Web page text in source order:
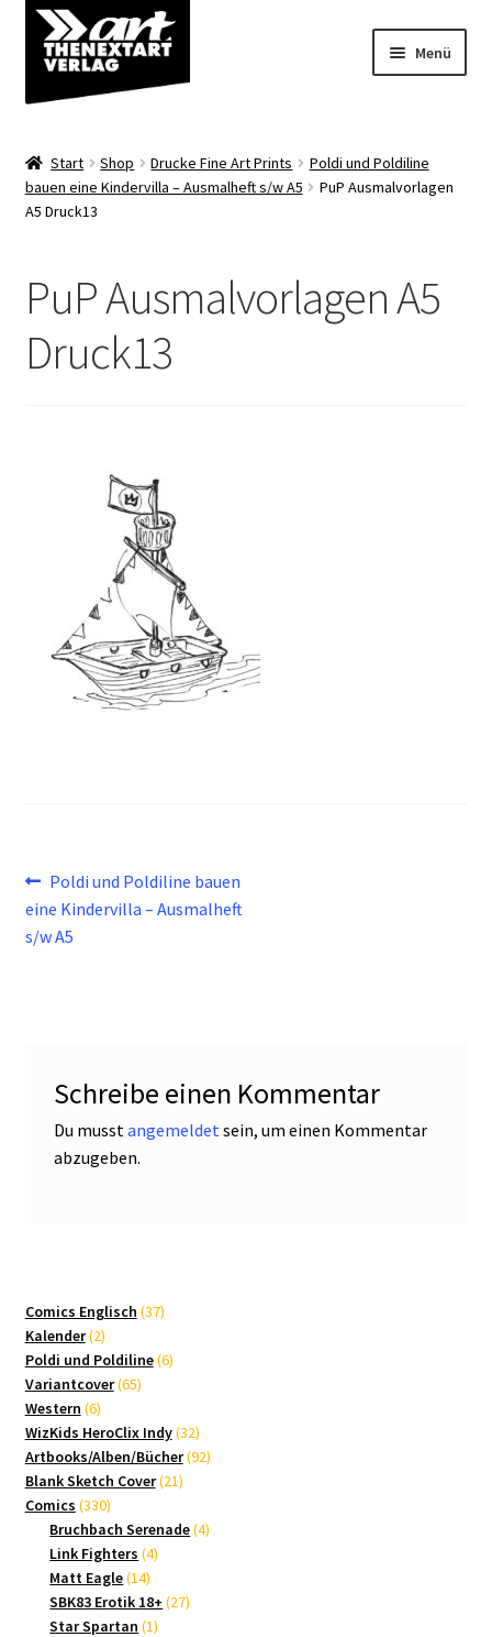
Zur
Navigation
springen
Zum
Inhalt
springen
Menü
Shop
Start Shop Drucke Fine Art Prints
Poldi und Poldiline
bauen eine Kindervilla – Ausmalheft s/w A5
PuP Ausmalvorlagen
A5 Druck13
PuP Ausmalvorlagen A5
Druck13
Beitragsnavigation
Vorheriger
Beitrag:
Poldi und Poldiline bauen
eine Kindervilla – Ausmalheft
s/w A5
Schreibe einen Kommentar
Du musst angemeldet sein, um einen Kommentar
abzugeben.
Comics Englisch 3737
Kalender 22
Produkte
Poldi und Poldiline 66
Variantcover 6565
Western 66
Produkte
WizKids HeroClix Indy 3232
Produkte
Artbooks/Alben/Bücher 9292
Blank Sketch Cover 2121
Comics 330330
Produkte
Bruchbach Serenade 44
Link Fighters 44
Matt Eagle 1414
Produkte
SBK83 Erotik 18+ 2727
Star Spartan 11